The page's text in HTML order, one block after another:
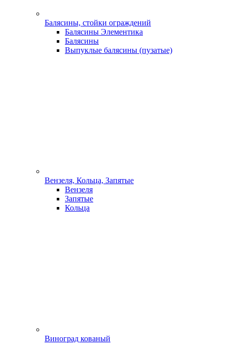
Балясины, стойки ограждений
Балясины Элементика
Балясины
Выпуклые балясины (пузатые)
Вензеля, Кольца, Запятые
Вензеля
Запятые
Кольца
Виноград кованый